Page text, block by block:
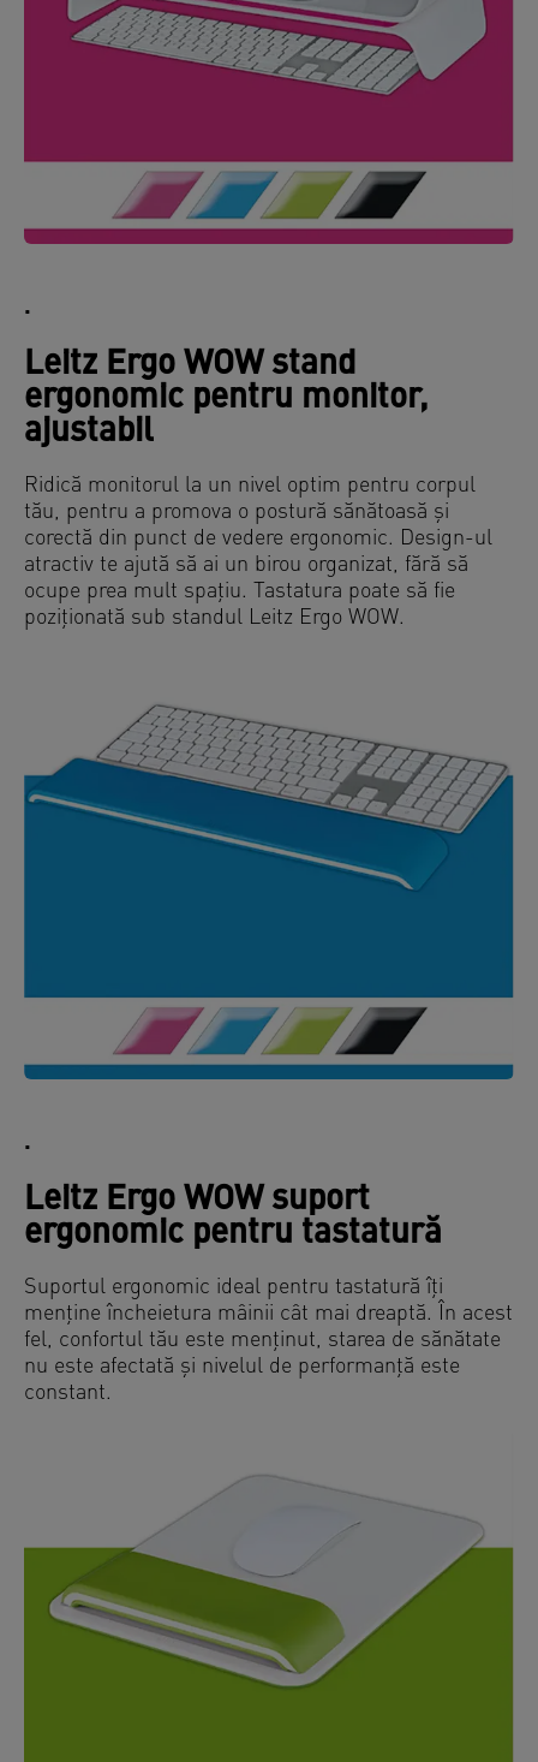
.
Leitz Ergo WOW stand
ergonomic pentru monitor,
ajustabil
Ridică monitorul la un nivel optim pentru corpul
tău, pentru a promova o postură sănătoasă și
corectă din punct de vedere ergonomic. Design-ul
atractiv te ajută să ai un birou organizat, fără să
ocupe prea mult spațiu. Tastatura poate să fie
poziționată sub standul Leitz Ergo WOW.
.
Leitz Ergo WOW suport
ergonomic pentru tastatură
Suportul ergonomic ideal pentru tastatură îți
menține încheietura mâinii cât mai dreaptă. În acest
fel, confortul tău este menținut, starea de sănătate
nu este afectată și nivelul de performanță este
constant.